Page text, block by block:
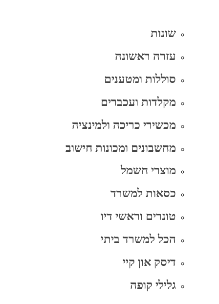
שונות
עזרה ראשונה
סוללות ומטענים
מקלדות ועכברים
מכשירי כריכה ולמינציה
מחשבונים ומכונות חישוב
מוצרי חשמל
כסאות למשרד
טונרים וראשי דיו
הכל למשרד ביתי
דיסק און קיי
גלילי קופה